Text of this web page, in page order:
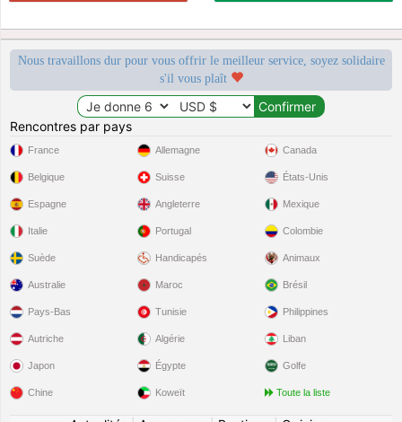
Nous travaillons dur pour vous offrir le meilleur service, soyez solidaire
s'il vous plaît
Rencontres par pays
France
Belgique
Espagne
Italie
Suède
Allemagne
Suisse
Angleterre
Portugal
Handicapés
Canada
États-Unis
Mexique
Colombie
Animaux
Australie
Pays-Bas
Autriche
Japon
Chine
Maroc
Tunisie
Algérie
Égypte
Koweït
Brésil
Philippines
Liban
Golfe
Toute la liste